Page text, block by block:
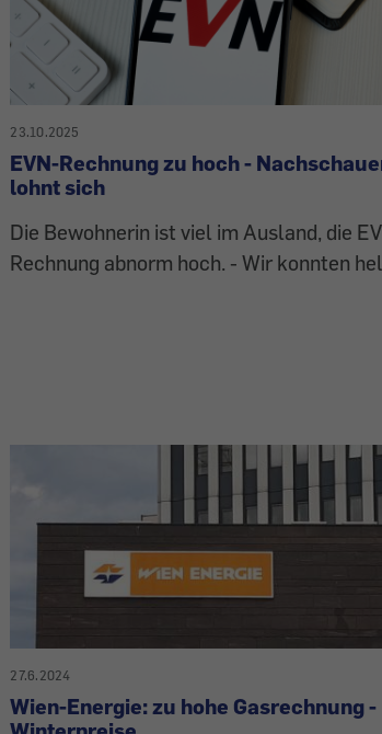
23.10.2025
EVN-Rechnung zu hoch -
lohnt sich
Die Bewohnerin ist viel im Ausland, die
Rechnung abnorm hoch. - Wir konnten
27.6.2024
Wien-Energie: zu hohe Gasrechnung -